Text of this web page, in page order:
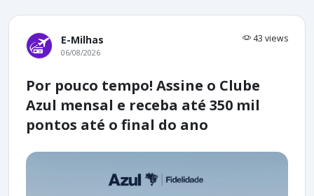
E-Milhas 43 views
06/08/2026
Por pouco tempo! Assine o Clube
Azul mensal e receba até 350 mil
pontos até o final do ano